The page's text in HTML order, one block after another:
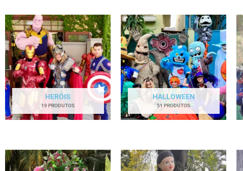
HERÓIS
19 PRODUTOS
HALLOWEEN
51 PRODUTOS